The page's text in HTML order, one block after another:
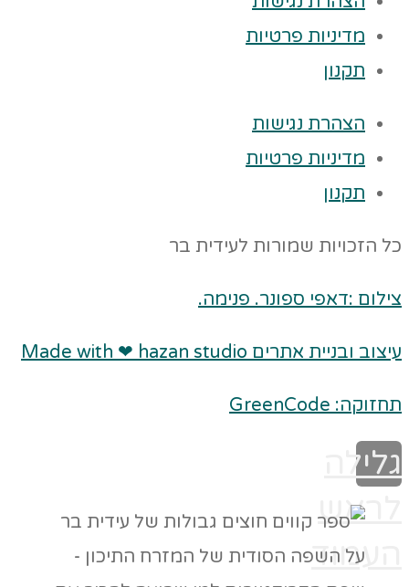
מדיניות פרטיות
תקנון
הצהרת נגישות
מדיניות פרטיות
תקנון
כל הזכויות שמורות לעידית בר
צילום :דאפי ספונר. פנימה.
עיצוב ובניית אתרים Made with ❤ hazan studio
תחזוקה: GreenCode
גלילה
לראש
העמוד